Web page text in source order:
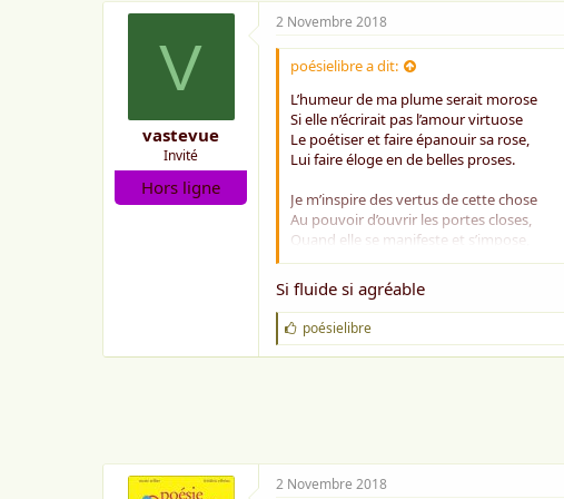
V
vastevue
Invité
Hors ligne
2 Novembre 2018
poésielibre a dit:
L’humeur de ma plume serait morose
Si elle n’écrirait pas l’amour virtuose
Le poétiser et faire épanouir sa rose,
Lui faire éloge en de belles proses.
Je m’inspire des vertus de cette chose
Au pouvoir d’ouvrir les portes closes,
Quand elle se manifeste et s’impose,
Elle réveille les cœur de leur hypnose.
La vie serait morne sans cette chose,
Que l’on caresse et l’on arrose,
Chaque jour lui donner sa dose,
Est vital quant à sa métamorphose.
Quand deux cœurs se proposent.
Si fluide si agréable
J
'
a
poésielibre
2 Novembre 2018